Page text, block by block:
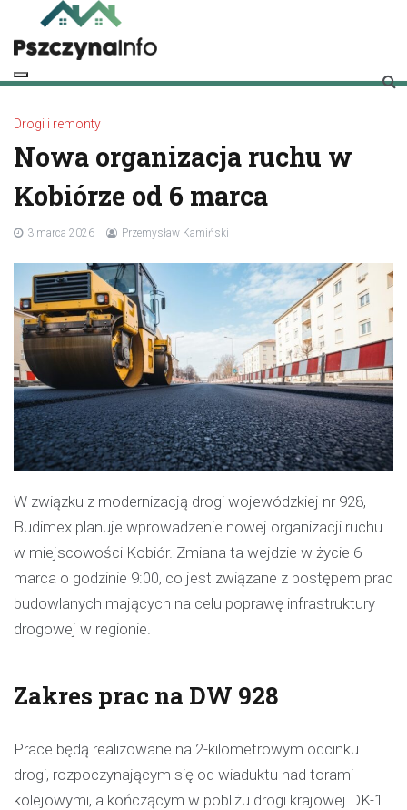
content
pszczynainfo.pl
Twoje źródło informacji o Pszczynie
Drogi i remonty
Nowa organizacja ruchu w
Kobiórze od 6 marca
3 marca 2026 Przemysław Kamiński
W związku z modernizacją drogi wojewódzkiej nr 928,
Budimex planuje wprowadzenie nowej organizacji ruchu
w miejscowości Kobiór. Zmiana ta wejdzie w życie 6
marca o godzinie 9:00, co jest związane z postępem prac
budowlanych mających na celu poprawę infrastruktury
drogowej w regionie.
Zakres prac na DW 928
Prace będą realizowane na 2-kilometrowym odcinku
drogi, rozpoczynającym się od wiaduktu nad torami
kolejowymi, a kończącym w pobliżu drogi krajowej DK-1.